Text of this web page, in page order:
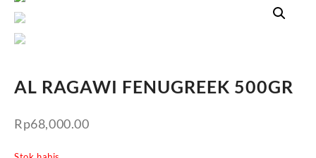
AL RAGAWI FENUGREEK 500GR
Rp68,000.00